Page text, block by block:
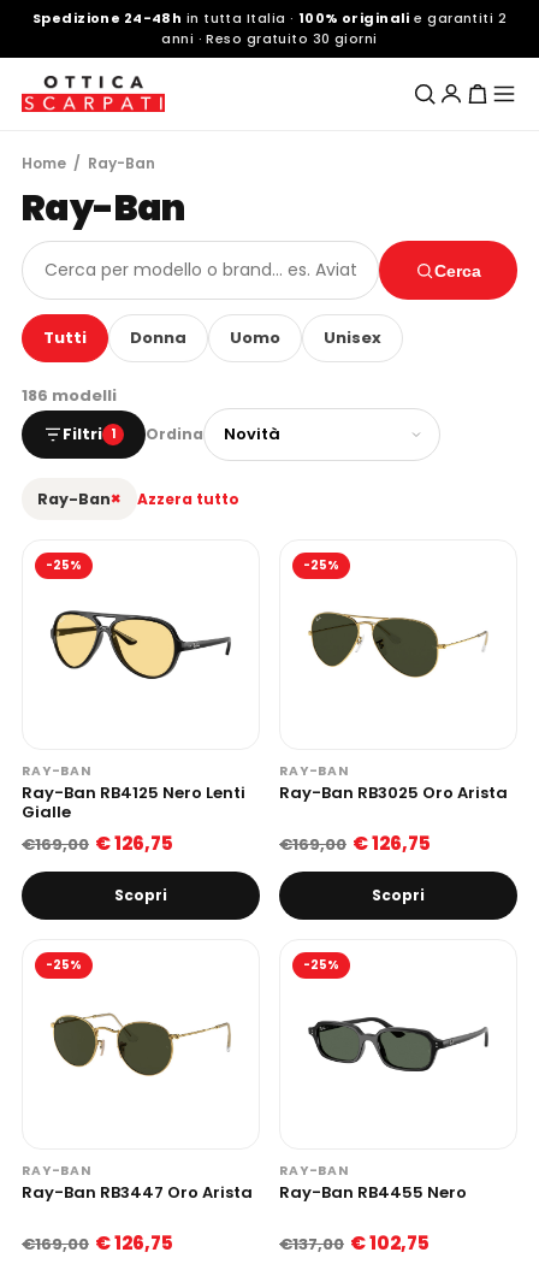
Spedizione 24-48h in tutta Italia · 100% originali e garantiti 2
anni · Reso gratuito 30 giorni
Home / Ray-Ban
Ray-Ban
Cerca
Tutti Donna Uomo Unisex
186 modelli
Filtri 1 Ordina
Ray-Ban× Azzera tutto
-25%
RAY-BAN
Ray-Ban RB4125 Nero Lenti
Gialle
€169,00 € 126,75
Scopri
-25%
RAY-BAN
Ray-Ban RB3025 Oro Arista
€169,00 € 126,75
Scopri
-25%
RAY-BAN
Ray-Ban RB3447 Oro Arista
€169,00 € 126,75
-25%
RAY-BAN
Ray-Ban RB4455 Nero
€137,00 € 102,75